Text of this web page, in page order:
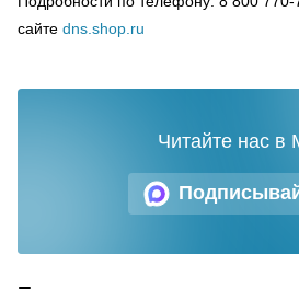
сайте dns shop ru
Читайте нас в